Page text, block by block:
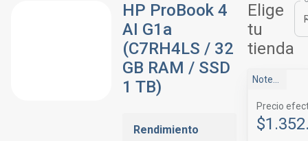
HP ProBook 4
AI G1a
(C7RH4LS / 32
GB RAM / SSD
1 TB)
Rendimiento
Elige
tu
tienda
NotebookStore
Precio